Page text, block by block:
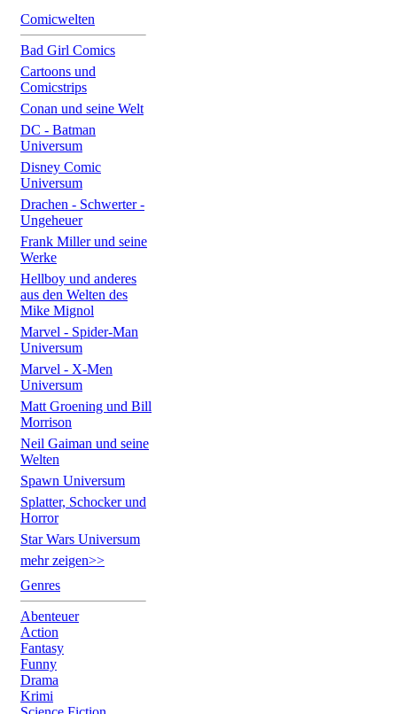
Comicwelten
Bad Girl Comics
Cartoons und
Comicstrips
Conan und seine Welt
DC - Batman
Universum
Disney Comic
Universum
Drachen - Schwerter -
Ungeheuer
Frank Miller und seine
Werke
Hellboy und anderes
aus den Welten des
Mike Mignol
Marvel - Spider-Man
Universum
Marvel - X-Men
Universum
Matt Groening und Bill
Morrison
Neil Gaiman und seine
Welten
Spawn Universum
Splatter, Schocker und
Horror
Star Wars Universum
mehr zeigen>>
Genres
Abenteuer
Action
Fantasy
Funny
Drama
Krimi